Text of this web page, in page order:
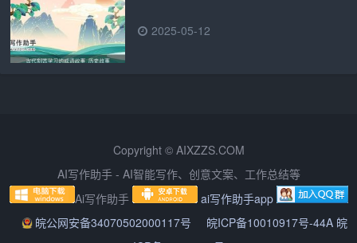
2025-05-12
Copyright © AIXZZS.COM
AI写作助手 - AI智能写作、创意文案、工作总结等
Ai写作助手
ai写作助手app
皖公网安备34070502000117号
皖ICP备10010917号-44A 皖